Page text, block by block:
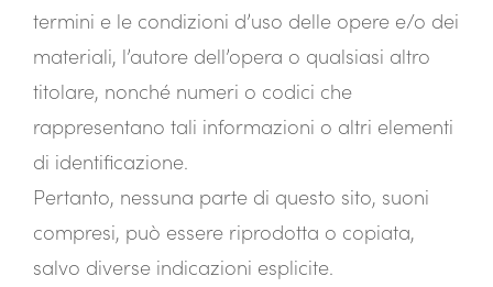
termini e le condizioni d’uso delle opere e/o dei
materiali, l’autore dell’opera o qualsiasi altro
titolare, nonché numeri o codici che
rappresentano tali informazioni o altri elementi
di identificazione.
Pertanto, nessuna parte di questo sito, suoni
compresi, può essere riprodotta o copiata,
salvo diverse indicazioni esplicite.